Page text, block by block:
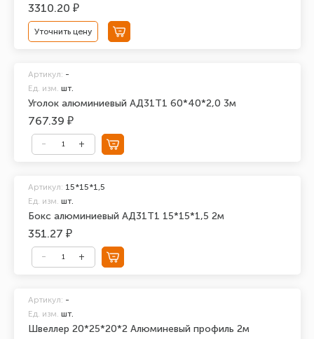
3310.20 ₽
Уточнить цену
Уголок алюминиевый АД31Т1 60*40*2,0 3м
Артикул: -
Ед. изм. шт.
767.39 ₽
Бокс алюминиевый АД31Т1 15*15*1,5 2м
Артикул: 15*15*1,5
Ед. изм. шт.
351.27 ₽
Швеллер 20*25*20*2 Алюминевый профиль 2м
Артикул: -
Ед. изм. шт.